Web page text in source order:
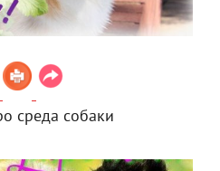
среда собаки